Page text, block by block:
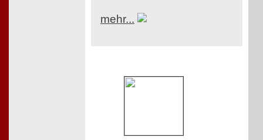
mehr...